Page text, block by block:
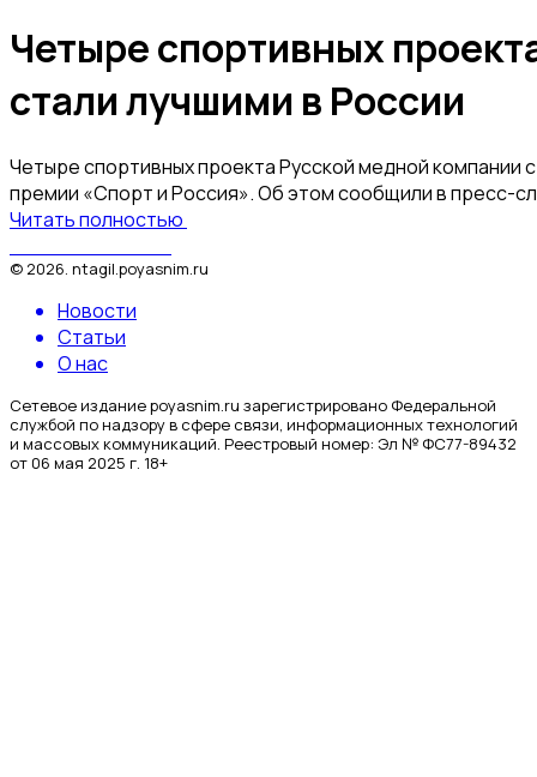
Четыре спортивных
стали лучшими в России
Четыре спортивных проекта Русской медной компании
премии «Спорт и Россия». Об этом сообщили в пресс-
Читать полностью
© 2026 ntagil.poyasnim.ru
Новости
Статьи
О нас
Сетевое издание poyasnim.ru зарегистрировано Федеральной
службой по надзору в сфере связи, информационных технологий
и массовых коммуникаций. Реестровый номер: Эл № ФС77-89432
от 06 мая 2025 г. 18+